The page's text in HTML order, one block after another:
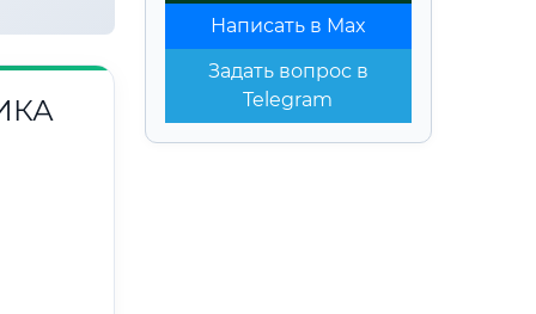
Написать в Max
Задать вопрос в
Telegram